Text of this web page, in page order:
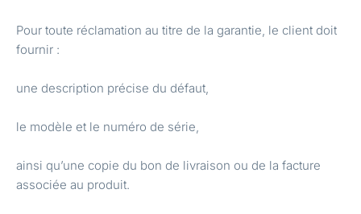
Pour toute réclamation au titre de la garantie, le client doit
fournir :
une description précise du défaut,
le modèle et le numéro de série,
ainsi qu’une copie du bon de livraison ou de la facture
associée au produit.